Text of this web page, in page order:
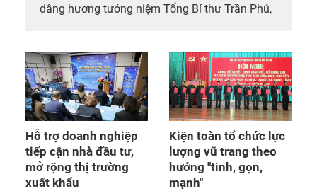
dâng hương tưởng niệm Tổng Bí thư Trần Phú,
liệt sĩ và xác minh thông tin hài cốt liệt sĩ tại
Công viên Lê Thị Riêng, phường Hòa Hưng,
Thành phố Hồ Chí Minh.
Hỗ trợ doanh nghiệp
tiếp cận nhà đầu tư,
mở rộng thị trường
xuất khẩu
Kiện toàn tổ chức lực
lượng vũ trang theo
hướng "tinh, gọn,
mạnh"